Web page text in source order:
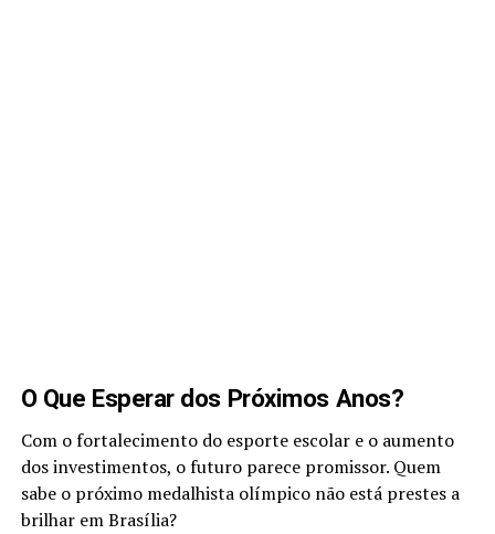
O Que Esperar dos Próximos Anos?
Com o fortalecimento do esporte escolar e o aumento
dos investimentos, o futuro parece promissor. Quem
sabe o próximo medalhista olímpico não está prestes a
brilhar em Brasília?